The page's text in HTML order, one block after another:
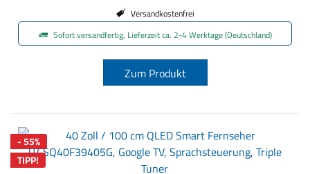
Versandkostenfrei
Sofort versandfertig, Lieferzeit ca. 2-4 Werktage (Deutschland)
Zum Produkt
- 55%
TIPP!